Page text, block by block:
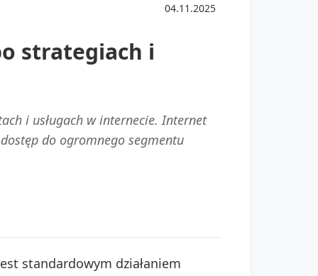
04.11.2025
strategiach i
i usługach w internecie. Internet
do ogromnego segmentu
standardowym działaniem